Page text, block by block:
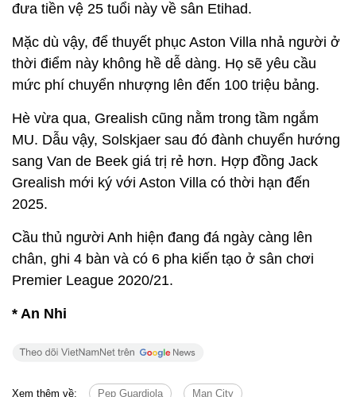
đưa tiền vệ 25 tuổi này về sân Etihad.
Mặc dù vậy, để thuyết phục Aston Villa nhả người ở
thời điểm này không hề dễ dàng. Họ sẽ yêu cầu
mức phí chuyển nhượng lên đến 100 triệu bảng.
Hè vừa qua, Grealish cũng nằm trong tầm ngắm
MU. Dẫu vậy, Solskjaer sau đó đành chuyển hướng
sang Van de Beek giá trị rẻ hơn. Hợp đồng Jack
Grealish mới ký với Aston Villa có thời hạn đến
2025.
Cầu thủ người Anh hiện đang đá ngày càng lên
chân, ghi 4 bàn và có 6 pha kiến tạo ở sân chơi
Premier League 2020/21.
* An Nhi
Xem thêm về: Pep Guardiola Man City